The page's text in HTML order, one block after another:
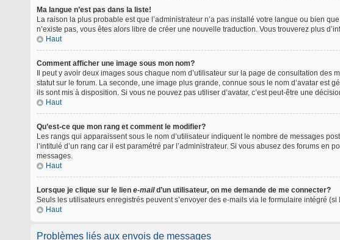
Ma langue n’est pas dans la liste!
La raison la plus probable est que l’administrateur n’a pas installé votre langue ou bien
n’existe pas, vous êtes alors libre de créer une nouvelle traduction. Vous trouverez plus
Haut
Comment afficher une image sous mon nom?
Il peut y avoir deux images sous chaque nom d’utilisateur sur la page de consultation
statut sur le forum. La seconde, une image plus grande, connue sous le nom d’avatar est
ils sont mis à disposition. Si vous ne pouvez pas utiliser d’avatar, c’est peut-être une
Haut
Qu’est-ce que mon rang et comment le modifier?
Les rangs qui apparaissent sous le nom d’utilisateur indiquent le nombre de messages
l’intitulé d’un rang car il est paramétré par l’administrateur. Si vous abusez des forums
messages.
Haut
Lorsque je clique sur le lien e-maild’un utilisateur, on me demande de me connecter?
Seuls les utilisateurs enregistrés peuvent s’envoyer des e-mails via le formulaire intégré
Haut
Problèmes liés aux envois de messages